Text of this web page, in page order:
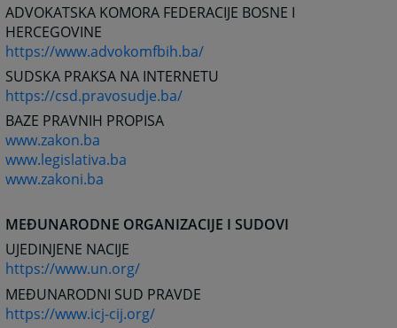
ADVOKATSKA KOMORA FEDERACIJE BOSNE I
HERCEGOVINE
https://www.advokomfbih.ba/
SUDSKA PRAKSA NA INTERNETU
https://csd.pravosudje.ba/
BAZE PRAVNIH PROPISA
www.zakon.ba
www.legislativa.ba
www.zakoni.ba
MEĐUNARODNE ORGANIZACIJE I SUDOVI
UJEDINJENE NACIJE
https://www.un.org/
MEĐUNARODNI SUD PRAVDE
https://www.icj-cij.org/